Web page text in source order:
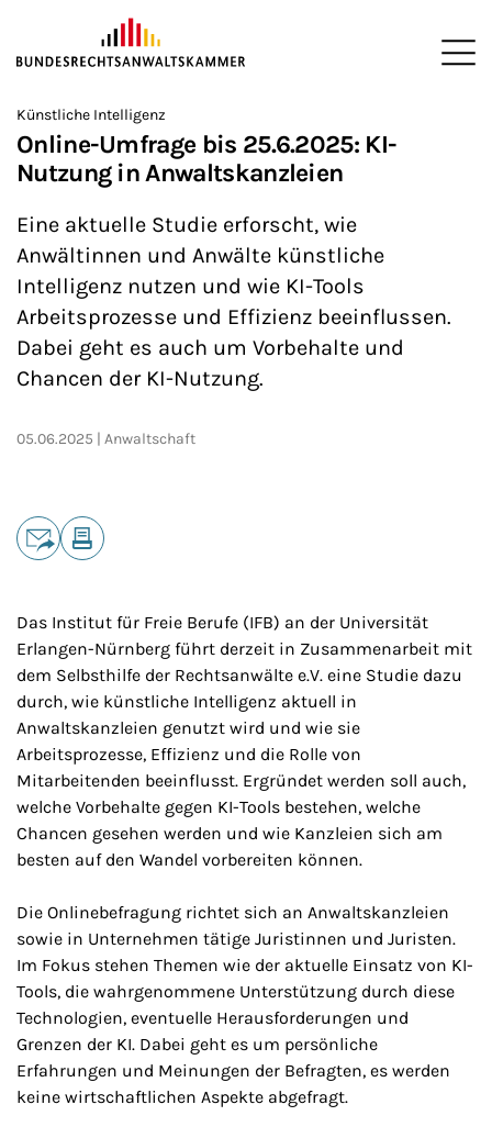
ZUM HAUPTINHALT SPRINGEN
Sie befinden sich hier:
>
Startseite
>
Newsroom
Künstliche Intelligenz
Online-Umfrage bis 25.6.2025: KI-
Nutzung in Anwaltskanzleien
Eine aktuelle Studie erforscht, wie
Anwältinnen und Anwälte künstliche
Intelligenz nutzen und wie KI-Tools
Arbeitsprozesse und Effizienz beeinflussen.
Dabei geht es auch um Vorbehalte und
Chancen der KI-Nutzung.
05.06.2025 Anwaltschaft
Teilen
Das Institut für Freie Berufe (IFB) an der Universität
Erlangen-Nürnberg führt derzeit in Zusammenarbeit mit
dem Selbsthilfe der Rechtsanwälte e.V. eine Studie dazu
durch, wie künstliche Intelligenz aktuell in
Anwaltskanzleien genutzt wird und wie sie
Arbeitsprozesse, Effizienz und die Rolle von
Mitarbeitenden beeinflusst. Ergründet werden soll auch,
welche Vorbehalte gegen KI-Tools bestehen, welche
Chancen gesehen werden und wie Kanzleien sich am
besten auf den Wandel vorbereiten können.
Die Onlinebefragung richtet sich an Anwaltskanzleien
sowie in Unternehmen tätige Juristinnen und Juristen.
Im Fokus stehen Themen wie der aktuelle Einsatz von KI-
Tools, die wahrgenommene Unterstützung durch diese
Technologien, eventuelle Herausforderungen und
Grenzen der KI. Dabei geht es um persönliche
Erfahrungen und Meinungen der Befragten, es werden
keine wirtschaftlichen Aspekte abgefragt.